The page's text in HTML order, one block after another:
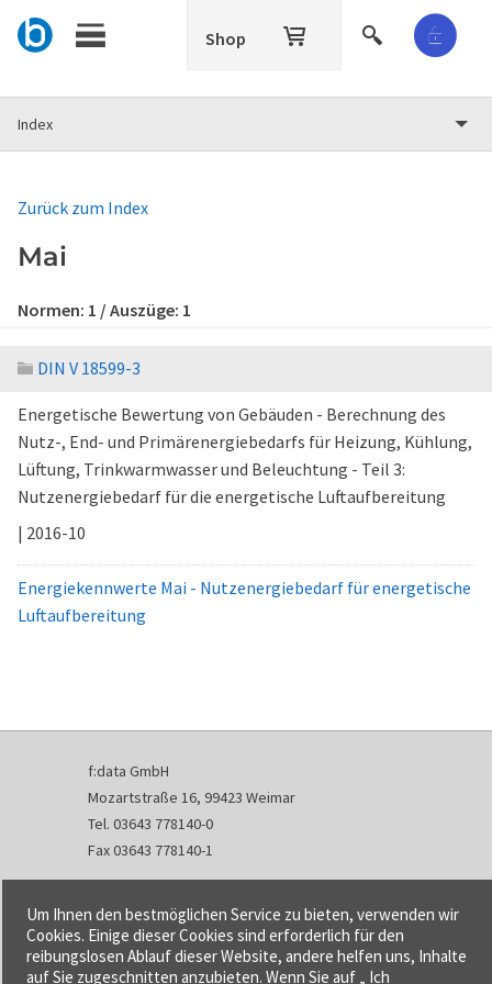
Shop
Index
Zurück zum Index
Mai
Normen: 1 / Auszüge: 1
DIN V 18599-3
Energetische Bewertung von Gebäuden - Berechnung des
Nutz-, End- und Primärenergiebedarfs für Heizung, Kühlung,
Lüftung, Trinkwarmwasser und Beleuchtung - Teil 3:
Nutzenergiebedarf für die energetische Luftaufbereitung
| 2016-10
Energiekennwerte Mai - Nutzenergiebedarf für energetische
Luftaufbereitung
f:data GmbH
Mozartstraße 16, 99423 Weimar
Tel. 03643 778140-0
Fax 03643 778140-1
info@fdata.de
Kontakt
Impressum
Um Ihnen den bestmöglichen Service zu bieten, verwenden wir
Cookies. Einige dieser Cookies sind erforderlich für den
reibungslosen Ablauf dieser Website, andere helfen uns, Inhalte
auf Sie zugeschnitten anzubieten. Wenn Sie auf „ Ich